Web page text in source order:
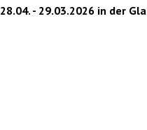
28.04. - 29.03.2026 in der